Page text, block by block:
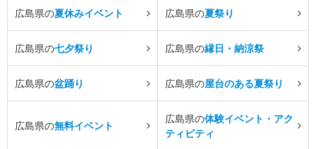
広島県の夏休みイベント 広島県の夏祭り
広島県の七夕祭り 広島県の縁日・納涼祭
広島県の盆踊り 広島県の屋台のある夏祭り
広島県の無料イベント
広島県の体験イベント・アク
ティビティ